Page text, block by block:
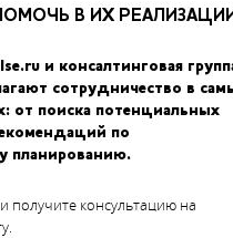
В ИХ РЕАЛИЗАЦИИ
и консалтинговая
сотрудничество в
от поиска потенциальных
по
планированию.
получите консультацию на
идеально
Stratasys GrabCAD.
текстуры и графику.
деталей. Новый
– весь процесс